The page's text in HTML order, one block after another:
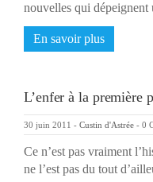
nouvelles qui
En savoir plus
L’enfer à la première
30 juin 2011 - Custin d'Astrée - 0
Ce n’est pas vraiment
ne l’est pas du tout